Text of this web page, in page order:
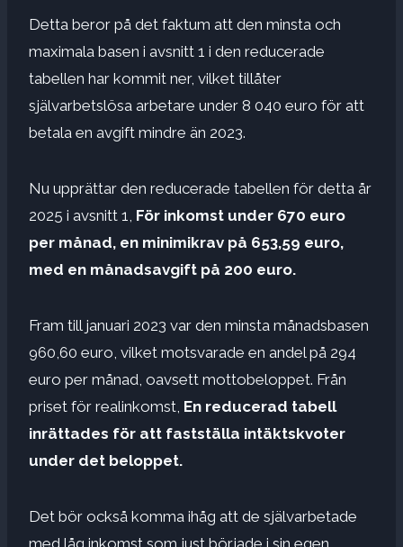
Detta beror på det faktum att den minsta och
maximala basen i avsnitt 1 i den reducerade
tabellen har kommit ner, vilket tillåter
självarbetslösa arbetare under 8 040 euro för att
betala en avgift mindre än 2023.
Nu upprättar den reducerade tabellen för detta år
2025 i avsnitt 1, För inkomst under 670 euro
per månad, en minimikrav på 653,59 euro,
med en månadsavgift på 200 euro.
Fram till januari 2023 var den minsta månadsbasen
960,60 euro, vilket motsvarade en andel på 294
euro per månad, oavsett mottobeloppet. Från
priset för realinkomst, En reducerad tabell
inrättades för att fastställa intäktskvoter
under det beloppet.
Det bör också komma ihåg att de självarbetade
med låg inkomst som just började i sin egen